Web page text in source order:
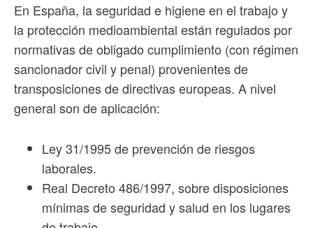
En España, la seguridad e higiene en el trabajo y
la protección medioambiental están regulados por
normativas de obligado cumplimiento (con régimen
sancionador civil y penal) provenientes de
transposiciones de directivas europeas. A nivel
general son de aplicación:
Ley 31/1995 de prevención de riesgos
laborales.
Real Decreto 486/1997, sobre disposiciones
mínimas de seguridad y salud en los lugares